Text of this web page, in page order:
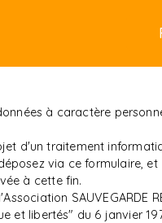
à caractère
d'un traitement
via ce formulaire,
à cette fin.
SAUVEGARDE
et libertés" du 6 janvier